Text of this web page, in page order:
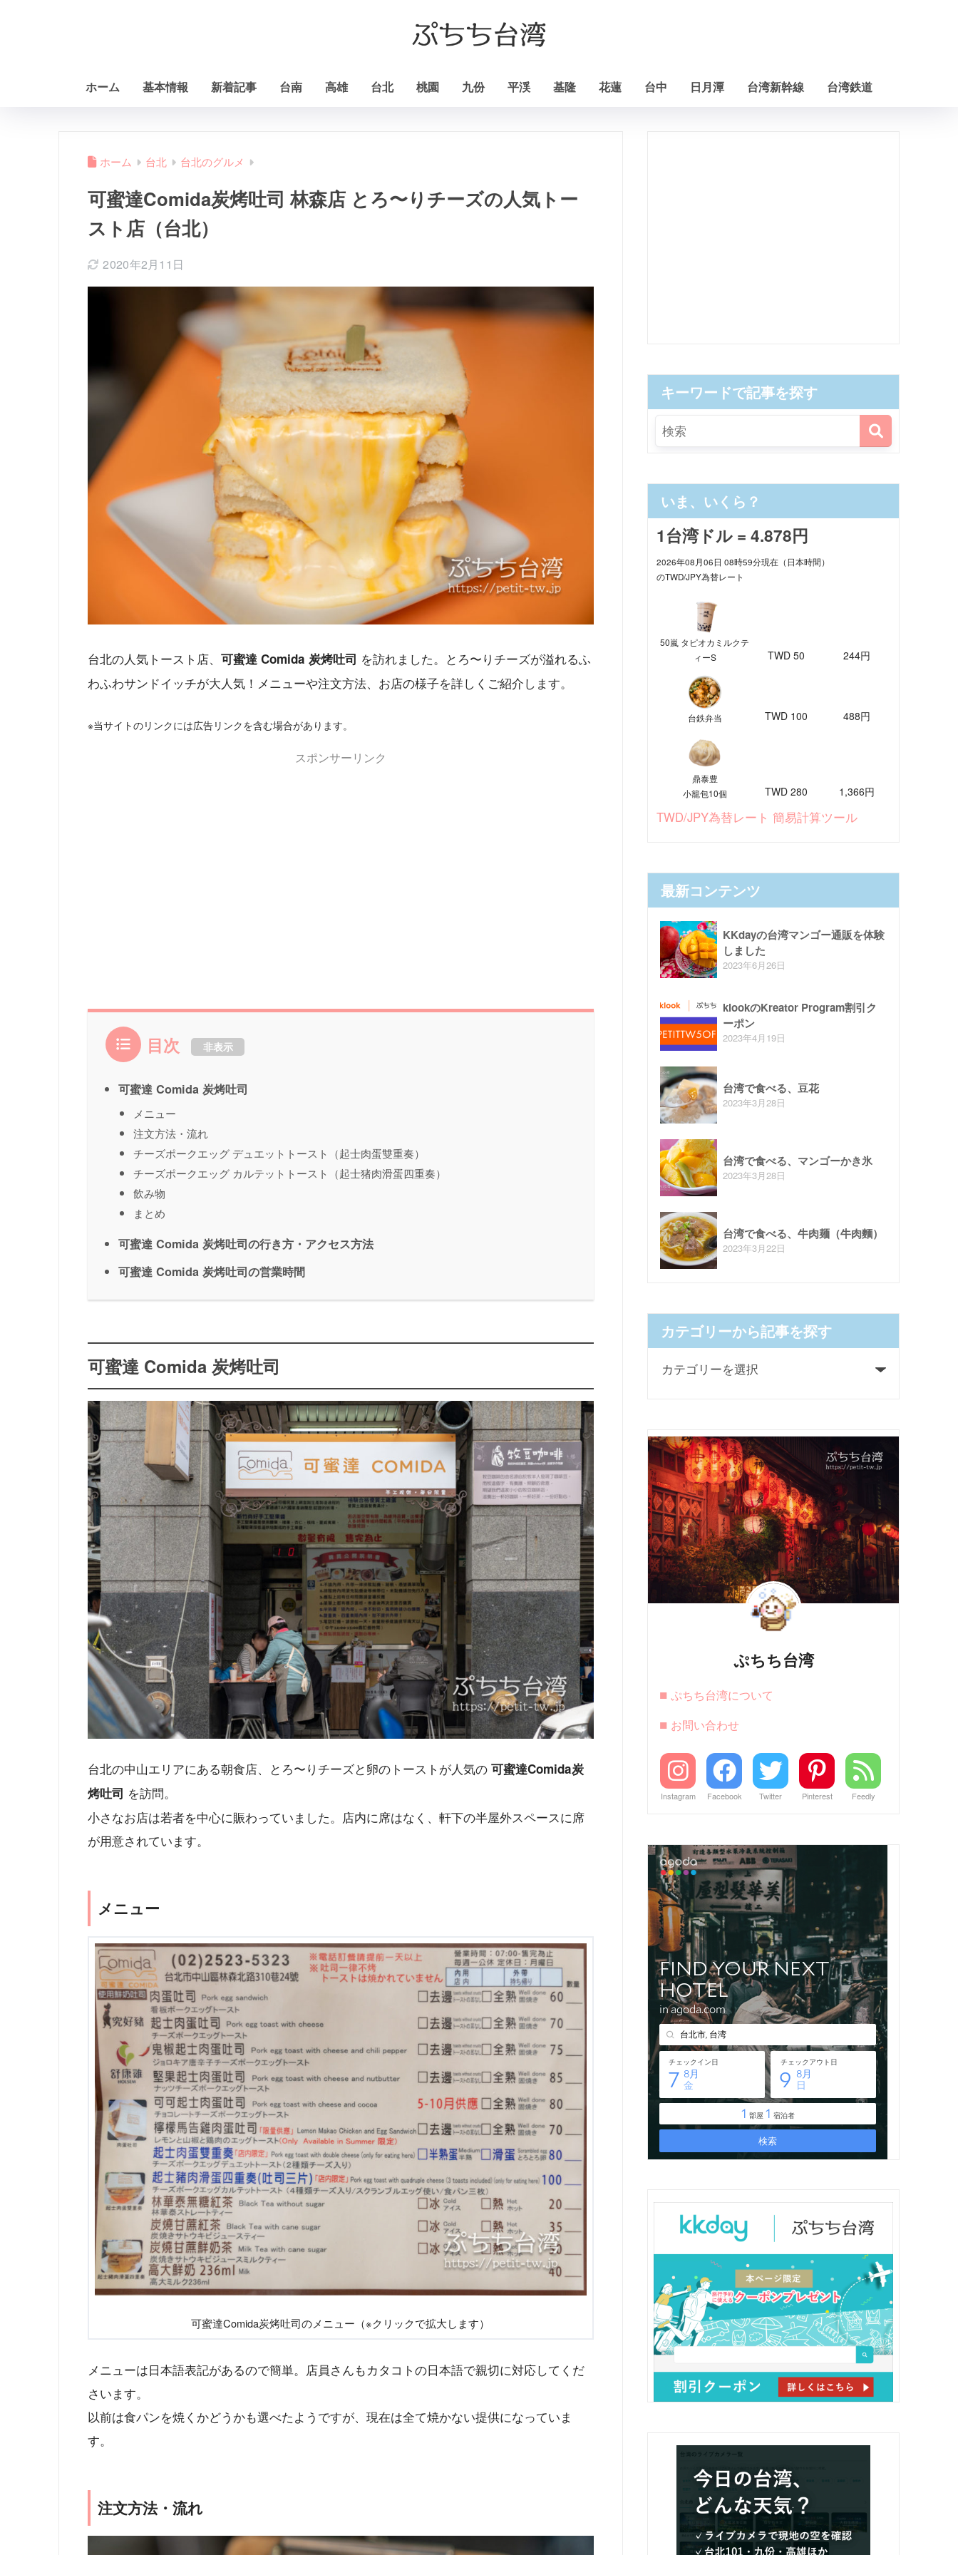
ホーム 基本情報 新着記事 台南 高雄 台北 桃園 九份 平渓 基隆 花蓮 台中 日月潭 台湾新幹線 台湾鉄道
ホーム 台北 台北のグルメ
可蜜達Comida炭烤吐司 林森店 とろ〜りチーズの人気トー
スト店（台北）
2020年2月11日
台北の人気トースト店、 可蜜達 Comida 炭烤吐司 を訪れました。とろ〜りチーズが溢れるふ
わふわサンドイッチが大人気！メニューや注文方法、お店の様子を詳しくご紹介します。
※当サイトのリンクには広告リンクを含む場合があります。
スポンサーリンク
目次 非表示
可蜜達 Comida 炭烤吐司
メニュー
注文方法・流れ
チーズポークエッグ デュエットトースト（起士肉蛋雙重奏）
チーズポークエッグ カルテットトースト（起士猪肉滑蛋四重奏）
飲み物
まとめ
可蜜達 Comida 炭烤吐司の行き方・アクセス方法
可蜜達 Comida 炭烤吐司の営業時間
可蜜達 Comida 炭烤吐司
台北の中山エリアにある朝食店、とろ〜りチーズと卵のトーストが人気の 可蜜達Comida炭
烤吐司 を訪問。
小さなお店は若者を中心に賑わっていました。店内に席はなく、軒下の半屋外スペースに席
が用意されています。
メニュー
可蜜達Comida炭烤吐司のメニュー（※クリックで拡大します）
メニューは日本語表記があるので簡単。店員さんもカタコトの日本語で親切に対応してくだ
さいます。
以前は食パンを焼くかどうかも選べたようですが、現在は全て焼かない提供になっていま
す。
注文方法・流れ
キーワードで記事を探す
いま、いくら？
1台湾ドル = 4.878円
2026年08月06日 08時59分現在（日本時間）
のTWD/JPY為替レート
50嵐 タピオカミルクテ
ィーS
TWD 50 244円
台鉄弁当 TWD 100 488円
鼎泰豊
小籠包10個
TWD 280 1,366円
TWD/JPY為替レート 簡易計算ツール
最新コンテンツ
KKdayの台湾マンゴー通販を体験
しました
2023年6月26日
klookのKreator Program割引ク
ーポン
2023年4月19日
台湾で食べる、豆花
2023年3月28日
台湾で食べる、マンゴーかき氷
2023年3月28日
台湾で食べる、牛肉麺（牛肉麵）
2023年3月22日
カテゴリーから記事を探す
ぷちち台湾
■ ぷちち台湾について
■ お問い合わせ
Instagram Facebook Twitter Pinterest Feedly